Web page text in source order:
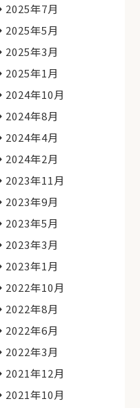
2025年7月
2025年5月
2025年3月
2025年1月
2024年10月
2024年8月
2024年4月
2024年2月
2023年11月
2023年9月
2023年5月
2023年3月
2023年1月
2022年10月
2022年8月
2022年6月
2022年3月
2021年12月
2021年10月